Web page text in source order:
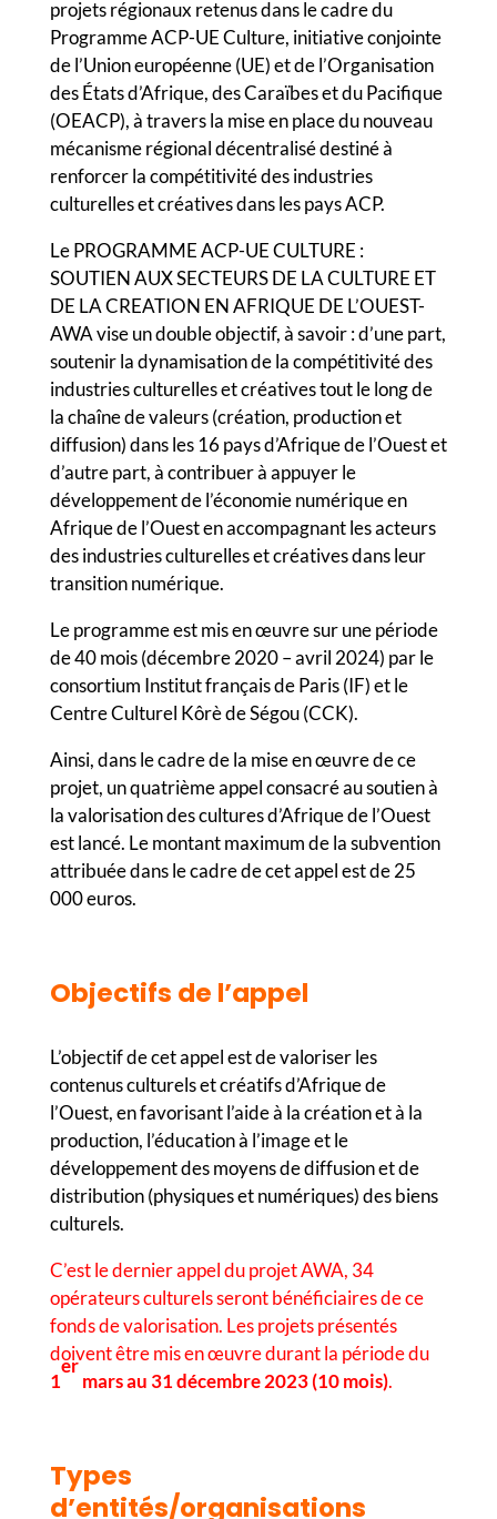
projets régionaux retenus dans le cadre du
Programme ACP-UE Culture, initiative conjointe
de l’Union européenne (UE) et de l’Organisation
des États d’Afrique, des Caraïbes et du Pacifique
(OEACP), à travers la mise en place du nouveau
mécanisme régional décentralisé destiné à
renforcer la compétitivité des industries
culturelles et créatives dans les pays ACP.
Le PROGRAMME ACP-UE CULTURE :
SOUTIEN AUX SECTEURS DE LA CULTURE ET
DE LA CREATION EN AFRIQUE DE L’OUEST-
AWA vise un double objectif, à savoir : d’une part,
soutenir la dynamisation de la compétitivité des
industries culturelles et créatives tout le long de
la chaîne de valeurs (création, production et
diffusion) dans les 16 pays d’Afrique de l’Ouest et
d’autre part, à contribuer à appuyer le
développement de l’économie numérique en
Afrique de l’Ouest en accompagnant les acteurs
des industries culturelles et créatives dans leur
transition numérique.
Le programme est mis en œuvre sur une période
de 40 mois (décembre 2020 – avril 2024) par le
consortium Institut français de Paris (IF) et le
Centre Culturel Kôrè de Ségou (CCK).
Ainsi, dans le cadre de la mise en œuvre de ce
projet, un quatrième appel consacré au soutien à
la valorisation des cultures d’Afrique de l’Ouest
est lancé. Le montant maximum de la subvention
attribuée dans le cadre de cet appel est de 25
000 euros.
Objectifs de l’appel
L’objectif de cet appel est de valoriser les
contenus culturels et créatifs d’Afrique de
l’Ouest, en favorisant l’aide à la création et à la
production, l’éducation à l’image et le
développement des moyens de diffusion et de
distribution (physiques et numériques) des biens
culturels.
C’est le dernier appel du projet AWA, 34
opérateurs culturels seront bénéficiaires de ce
fonds de valorisation. Les projets présentés
doivent être mis en œuvre durant la période du
1
er
mars au 31 décembre 2023 (10 mois).
Types
d’entités/organisations